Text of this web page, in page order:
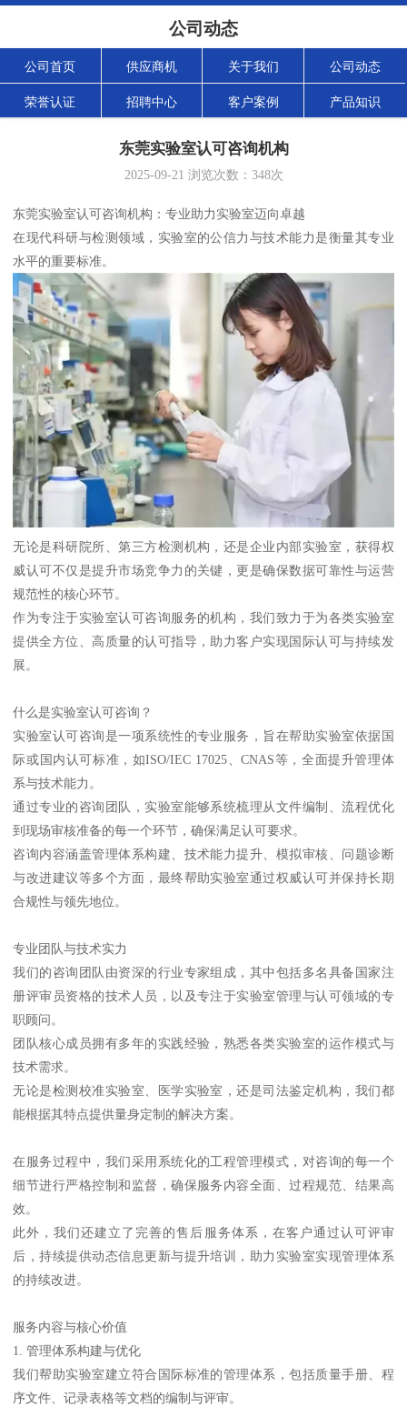
公司动态
公司首页 供应商机 关于我们 公司动态
荣誉认证 招聘中心 客户案例 产品知识
东莞实验室认可咨询机构
2025-09-21 浏览次数： 348次
东莞实验室认可咨询机构：专业助力实验室迈向卓越
在现代科研与检测领域，实验室的公信力与技术能力是衡量其专业
水平的重要标准。
无论是科研院所、第三方检测机构，还是企业内部实验室，获得权
威认可不仅是提升市场竞争力的关键，更是确保数据可靠性与运营
规范性的核心环节。
作为专注于实验室认可咨询服务的机构，我们致力于为各类实验室
提供全方位、高质量的认可指导，助力客户实现国际认可与持续发
展。
什么是实验室认可咨询？
实验室认可咨询是一项系统性的专业服务，旨在帮助实验室依据国
际或国内认可标准，如ISO/IEC 17025、CNAS等，全面提升管理体
系与技术能力。
通过专业的咨询团队，实验室能够系统梳理从文件编制、流程优化
到现场审核准备的每一个环节，确保满足认可要求。
咨询内容涵盖管理体系构建、技术能力提升、模拟审核、问题诊断
与改进建议等多个方面，最终帮助实验室通过权威认可并保持长期
合规性与领先地位。
专业团队与技术实力
我们的咨询团队由资深的行业专家组成，其中包括多名具备国家注
册评审员资格的技术人员，以及专注于实验室管理与认可领域的专
职顾问。
团队核心成员拥有多年的实践经验，熟悉各类实验室的运作模式与
技术需求。
无论是检测校准实验室、医学实验室，还是司法鉴定机构，我们都
能根据其特点提供量身定制的解决方案。
在服务过程中，我们采用系统化的工程管理模式，对咨询的每一个
细节进行严格控制和监督，确保服务内容全面、过程规范、结果高
效。
此外，我们还建立了完善的售后服务体系，在客户通过认可评审
后，持续提供动态信息更新与提升培训，助力实验室实现管理体系
的持续改进。
服务内容与核心价值
1. 管理体系构建与优化
我们帮助实验室建立符合国际标准的管理体系，包括质量手册、程
序文件、记录表格等文档的编制与评审。